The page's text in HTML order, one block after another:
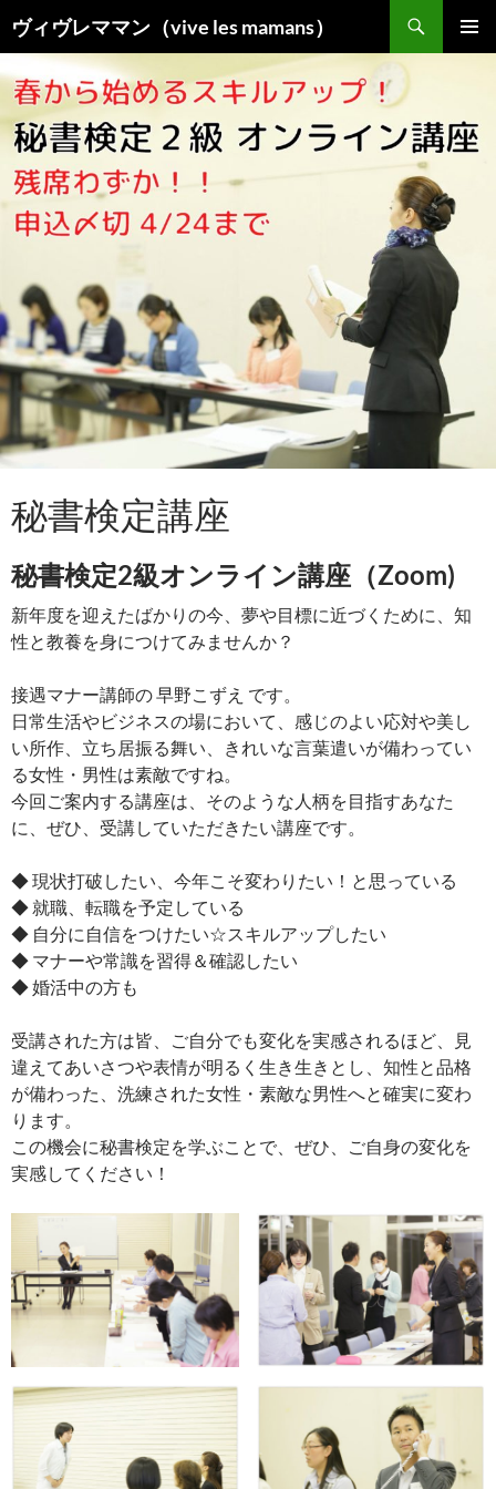
ン
ツ
へ
ス
キ
ッ
ヴィヴレママン（vive les mamans）
索
秘書検定講座
秘書検定2級オンライン講座（Zoom)
新年度を迎えたばかりの今、夢や目標に近づくために、知
性と教養を身につけてみませんか？
接遇マナー講師の 早野こずえ です。
日常生活やビジネスの場において、感じのよい応対や美し
い所作、立ち居振る舞い、きれいな言葉遣いが備わってい
る女性・男性は素敵ですね。
今回ご案内する講座は、そのような人柄を目指すあなた
に、ぜひ、受講していただきたい講座です。
◆ 現状打破したい、今年こそ変わりたい！と思っている
◆ 就職、転職を予定している
◆ 自分に自信をつけたい☆スキルアップしたい
◆ マナーや常識を習得＆確認したい
◆ 婚活中の方も
受講された方は皆、ご自分でも変化を実感されるほど、見
違えてあいさつや表情が明るく生き生きとし、知性と品格
が備わった、洗練された女性・素敵な男性へと確実に変わ
ります。
この機会に秘書検定を学ぶことで、ぜひ、ご自身の変化を
実感してください！